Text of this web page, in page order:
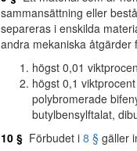
sammansättning eller
separeras i enskilda
andra mekaniska åtgärder
högst 0,01
högst 0,1
polybromerade
butylbensylftalat,
10 § Förbudet i 8 § gäller